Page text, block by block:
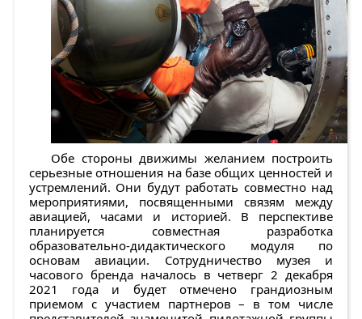
Обе стороны движимы желанием построить
серьезные отношения на базе общих ценностей и
устремлений. Они будут работать совместно над
мероприятиями, посвященными связям между
авиацией, часами и историей. В перспективе
планируется совместная разработка
образовательно-дидактического модуля по
основам авиации. Сотрудничество музея и
часового бренда началось в четверг 2 декабря
2021 года и будет отмечено грандиозным
приемом с участием партнеров – в том числе